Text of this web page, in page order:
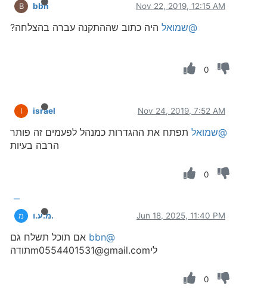
B bbn Nov 22, 2019, 12:15 AM
@שמואל היה כתוב שההתקנה עברה בהצלחה?
0
I israel Nov 24, 2019, 7:52 AM
@שמואל תפתח את ההגדרות כמנהל לפעמים זה פותר
הרבה בעיות
0
מ מ.ע.ו. Jun 18, 2025, 11:40 PM
@bbn
אם תוכל תשלח גם
ליm0554401531@gmail.comתודה
0